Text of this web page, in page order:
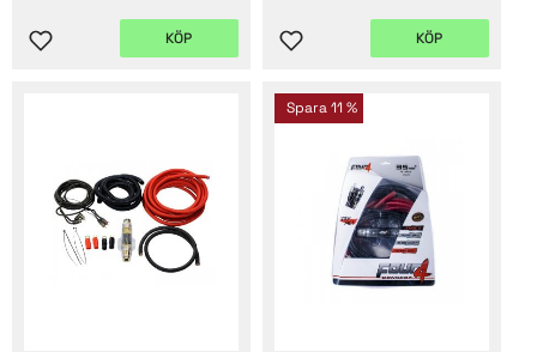
Lägg till i favoriter
KÖP
Lägg till i favoriter
KÖP
Spara11 %